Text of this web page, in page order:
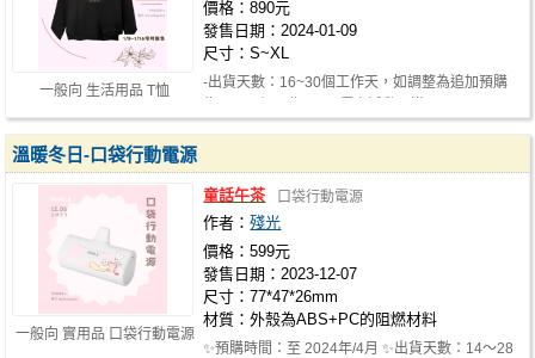
一般向 生活用品 T恤
價格：890元
發售日期：2024-01-09
尺寸：S~XL
-出貨天數：16~30個工作天，如調整為追加預購
一般向 實用品 口袋行動電源
溫暖冬日-口袋行動電源
童話午茶 口袋行動電源
作者：殘光
價格：599元
發售日期：2023-12-07
尺寸：77*47*26mm
材質：外殼為ABS+PC的阻燃材料
✨預購時間：至 2024年/4月 ✨出貨天數：14～28